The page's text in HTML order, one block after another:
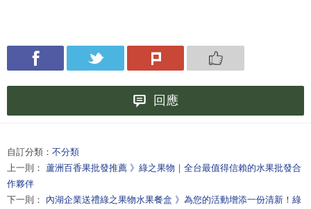
回應
自訂分類： 不分類
上一則： 蘆洲百香果批發推薦 》綠之果物｜全台最值得信賴的水果批發合
作夥伴
下一則： 內湖企業送禮綠之果物水果餐盒 》為您的活動增添一份清新！綠